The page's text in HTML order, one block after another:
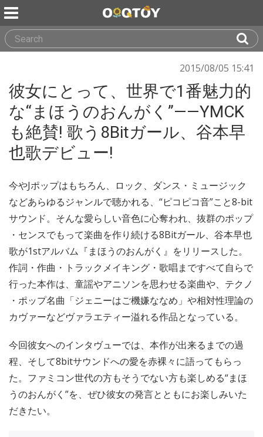
2015/08/05 15:41
彼女にとって、世界で1番魅力的
な“まほうのおんがく”——YMCK
も絶賛! 歌う8Bitガール、谷本早
也歌デビュー!
今やJポップはもちろん、ロック、ダンス・ミュージック
などあらゆるジャンルで聴かれる、“ピコピコ音”こと8-bit
サウンド。そんな愛らしい音色に心奪われ、抜群のポップ
・センスでもって楽曲を作り続ける8Bitガール、谷本早也
歌が1stアルバム『まほうのおんがく』をリリースした。
作詞・作曲・トラックメイキング・歌唱まですべて自らで
行った本作は、童謡やアニソンを思わせる楽曲や、テクノ
・ポップ名曲「ジェニーはご機嫌ななめ」や相対性理論の
カヴァーなどヴァラエティー溢れる作品となっている。
今回彼女へのインタヴューでは、本作が出来るまでの過
程、そして8bitサウンドへの愛を赤裸々に語ってもらっ
た。ファミコン世代の方もそうでない方も楽しめる“まほ
うのおんがく”を、ぜひ彼女の発言とともにお楽しみいた
だきたい。